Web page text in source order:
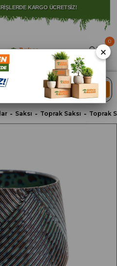
İSTANBUL İLİ İLE SINIRLIDIR.
ARA
0
Saksı Toprak Saksı Toprak
×